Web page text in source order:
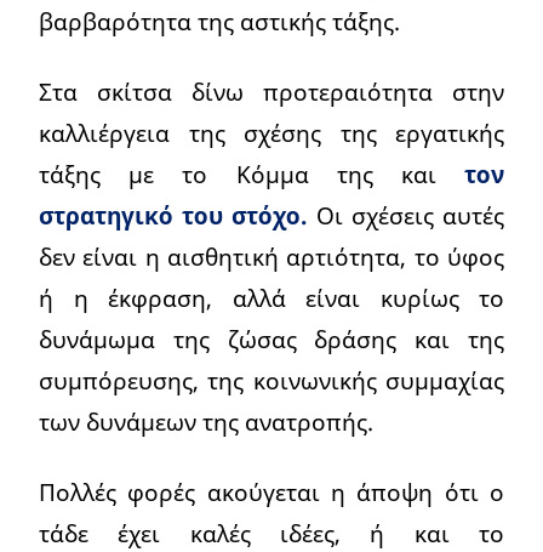
βαρβαρότητα της αστικής τάξης.
Στα σκίτσα δίνω προτεραιότητα στην
καλλιέργεια της σχέσης της εργατικής
τάξης με το Κόμμα της και τον
στρατηγικό του στόχο. Οι σχέσεις αυτές
δεν είναι η αισθητική αρτιότητα, το ύφος
ή η έκφραση, αλλά είναι κυρίως το
δυνάμωμα της ζώσας δράσης και της
συμπόρευσης, της κοινωνικής συμμαχίας
των δυνάμεων της ανατροπής.
Πολλές φορές ακούγεται η άποψη ότι ο
τάδε έχει καλές ιδέες, ή και το